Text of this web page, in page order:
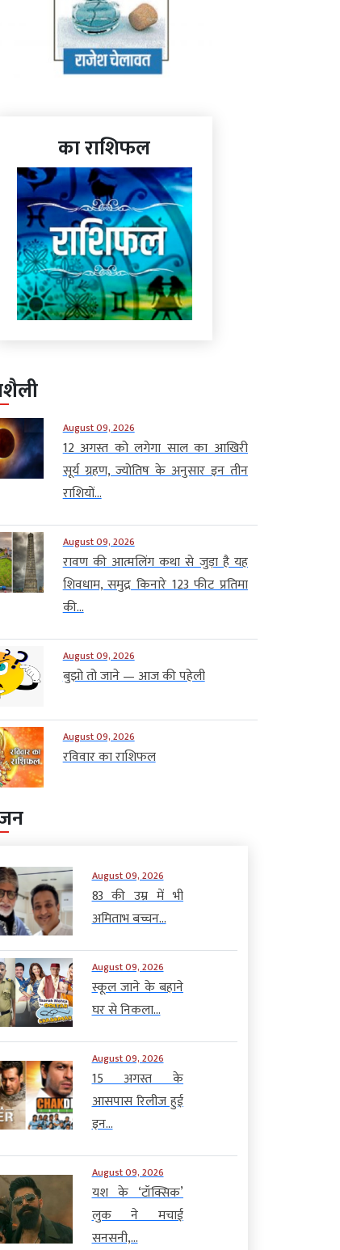
का राशिफल
August 09, 2026
12 अगस्त को लगेगा साल का आखिरी
सूर्य ग्रहण, ज्योतिष के अनुसार इन तीन
राशियों...
August 09, 2026
रावण की आत्मलिंग कथा से जुड़ा है यह
शिवधाम, समुद्र किनारे 123 फीट प्रतिमा
की...
August 09, 2026
बुझो तो जाने — आज की पहेली
August 09, 2026
रविवार का राशिफल
August 09, 2026
83 की उम्र में भी
अमिताभ बच्चन...
August 09, 2026
स्कूल जाने के बहाने
घर से निकला...
August 09, 2026
15 अगस्त के
आसपास रिलीज हुई
इन...
August 09, 2026
यश के ‘टॉक्सिक’
लुक ने मचाई
सनसनी,...